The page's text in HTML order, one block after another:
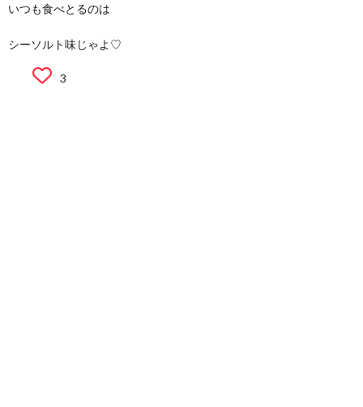
いつも食べとるのは
シーソルト味じゃよ♡
3